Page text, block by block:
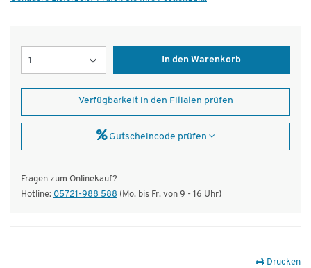
In den Warenkorb
Verfügbarkeit in den Filialen prüfen
Gutscheincode prüfen
Fragen zum Onlinekauf?
Hotline: 05721-988 588 (Mo. bis Fr. von 9 - 16 Uhr)
Drucken